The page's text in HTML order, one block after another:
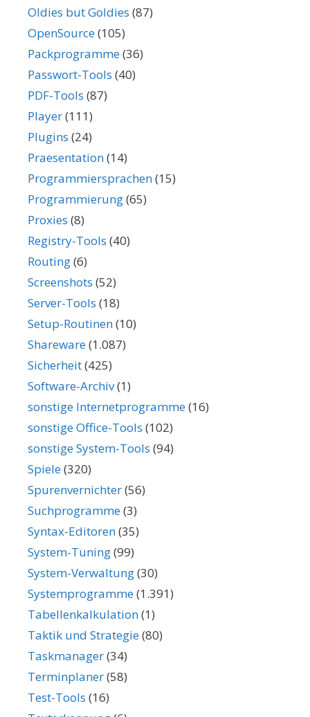
Oldies but Goldies (87)
OpenSource(105)
Packprogramme(36)
Passwort-Tools (40)
PDF-Tools (87)
Player(111)
Plugins (24)
Praesentation(14)
Programmiersprachen(15)
Programmierung(65)
Proxies (8)
Registry-Tools (40)
Routing(6)
Screenshots (52)
Server-Tools (18)
Setup-Routinen(10)
Shareware(1.087)
Sicherheit(425)
Software-Archiv(1)
sonstige Internetprogramme(16)
sonstige Office-Tools (102)
sonstige System-Tools (94)
Spiele(320)
Spurenvernichter(56)
Suchprogramme(3)
Syntax-Editoren(35)
System-Tuning(99)
System-Verwaltung(30)
Systemprogramme(1.391)
Tabellenkalkulation(1)
Taktik und Strategie(80)
Taskmanager(34)
Terminplaner(58)
Test-Tools (16)